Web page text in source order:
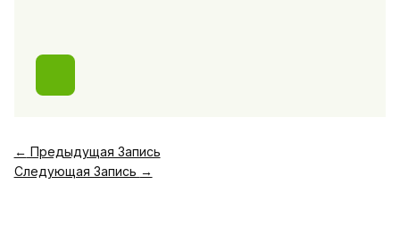
← Предыдущая Запись
Следующая Запись →